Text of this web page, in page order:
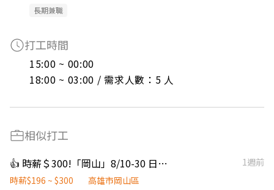
長期兼職
打工時間
15:00 ~ 00:00
18:00 ~ 03:00 / 需求人數：5 人
相似打工
👍 時薪＄300!「岡山」8/10-30 日領！揀貨人員！
1週前
時薪$196 ~ $300
高雄市岡山區